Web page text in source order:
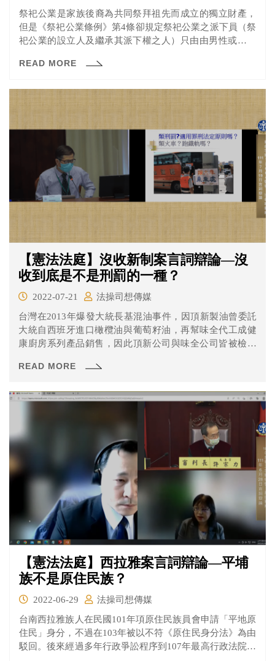
祭祀公業是家族後裔為共同祭拜祖先而成立的獨立財產，
但是《祭祀公業條例》第4條卻規定祭祀公業之派下員（祭
祀公業的設立人及繼承其派下權之人）只由由男性或是未
READ MORE
【憲法法庭】沒收新制案言詞辯論—沒
收到底是不是刑罰的一種？
2022-07-21
法操司想傳媒
台灣在2013年爆發大統長基混油事件，因頂新製油曾委託
大統自西班牙進口橄欖油與葡萄籽油，再幫味全代工成健
康廚房系列產品銷售，因此頂新公司與味全公司皆被檢方
第一審時沒收新制還沒施行亦未宣告沒收，沒想到第二審
決出爐時沒收新制尚未施行，之後又怎還能以沒收新制規
定溯及適用過去的行為？明顯牴觸不溯及既往、罪刑法定
等原則，嚴重侵害人民的財產權，並聲請大法官解釋。
READ MORE
【憲法法庭】西拉雅案言詞辯論—平埔
族不是原住民族？
2022-06-29
法操司想傳媒
台南西拉雅族人在民國101年項原住民族員會申請「平地原
住民」身分，不過在103年被以不符《原住民身分法》為由
駁回。後來經過多年行政爭訟程序到107年最高行政法院發